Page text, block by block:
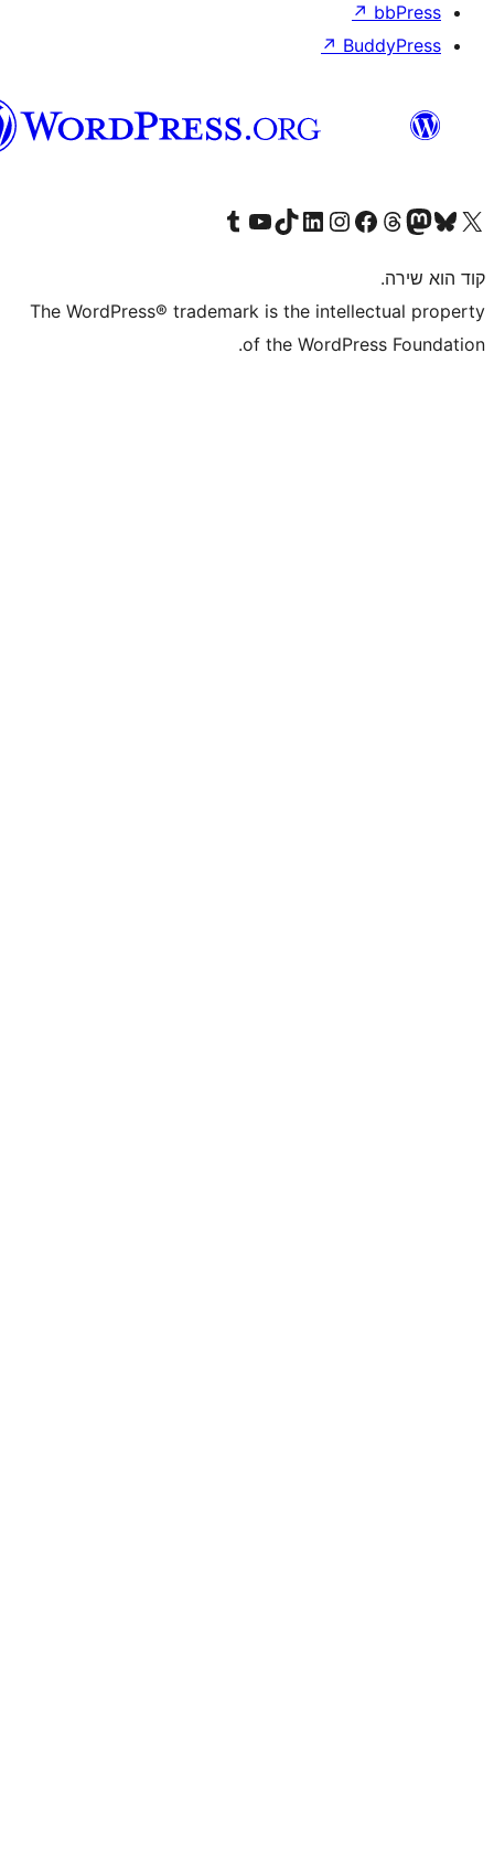
וורדפרס
בעברית